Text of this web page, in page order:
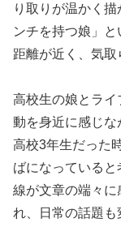
り取りが温かく
ンチを持つ娘」
距離が近く、気取
高校生の娘とラ
動を身近に感じな
高校3年生だった
ばになっている
線が文章の端々
れ、日常の話題